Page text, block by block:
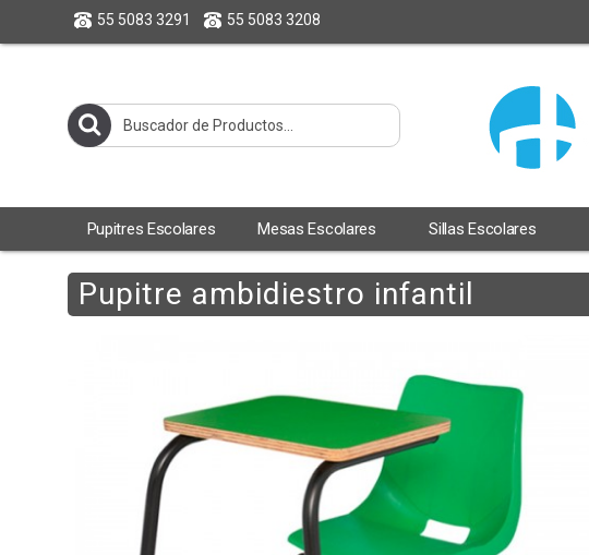
55 5083 3291 55 5083 3208
Pupitres Escolares Mesas Escolares Sillas Escolares
Pupitre ambidiestro infantil